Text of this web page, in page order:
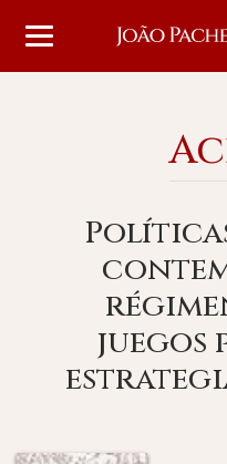
juegos